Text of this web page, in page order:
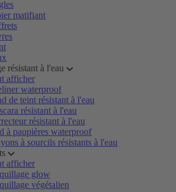
matifiant
résistant à l'eau
afficher
waterproof
de teint résistant à l'eau
résistant à l'eau
résistant à l'eau
à paupières waterproof
à sourcils résistants à l'eau
afficher
glow
végétalien